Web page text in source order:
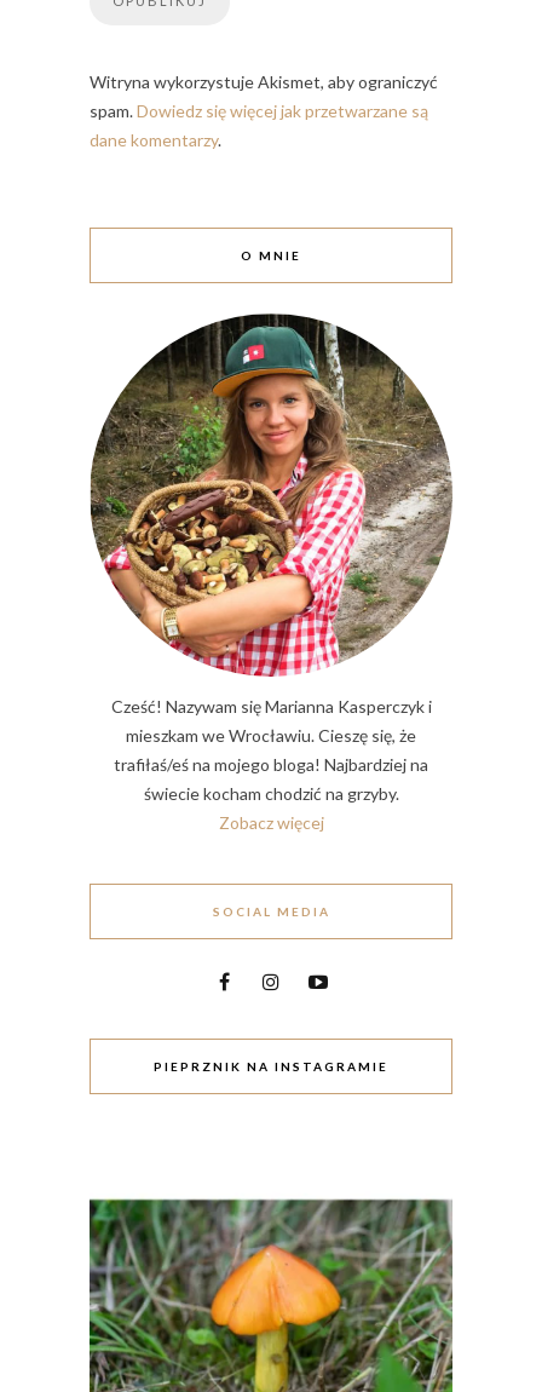
Witryna wykorzystuje Akismet, aby ograniczyć
spam.Dowiedz się więcej jak przetwarzane są
dane komentarzy.
O MNIE
Cześć! Nazywam się Marianna Kasperczyk i
mieszkam we Wrocławiu. Cieszę się, że
trafiłaś/eś na mojego bloga! Najbardziej na
świecie kocham chodzić na grzyby.
Zobacz więcej
SOCIAL MEDIA
PIEPRZNIK NA INSTAGRAMIE